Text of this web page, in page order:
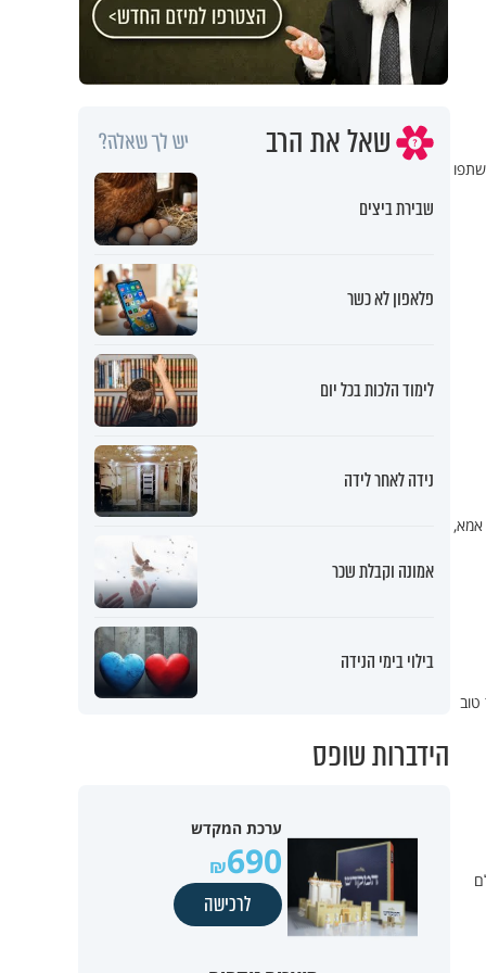
אמא,
טוב
שאל את הרב יש לך שאלה?
שבירת ביצים
פלאפון לא כשר
לימוד הלכות בכל יום
נידה לאחר לידה
אמונה וקבלת שכר
בילוי בימי הנידה
הידברות שופס
ערכת המקדש
690
לרכישה